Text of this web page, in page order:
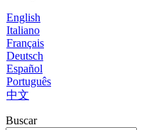
English
Italiano
Français
Deutsch
Español
Português
中文
Buscar